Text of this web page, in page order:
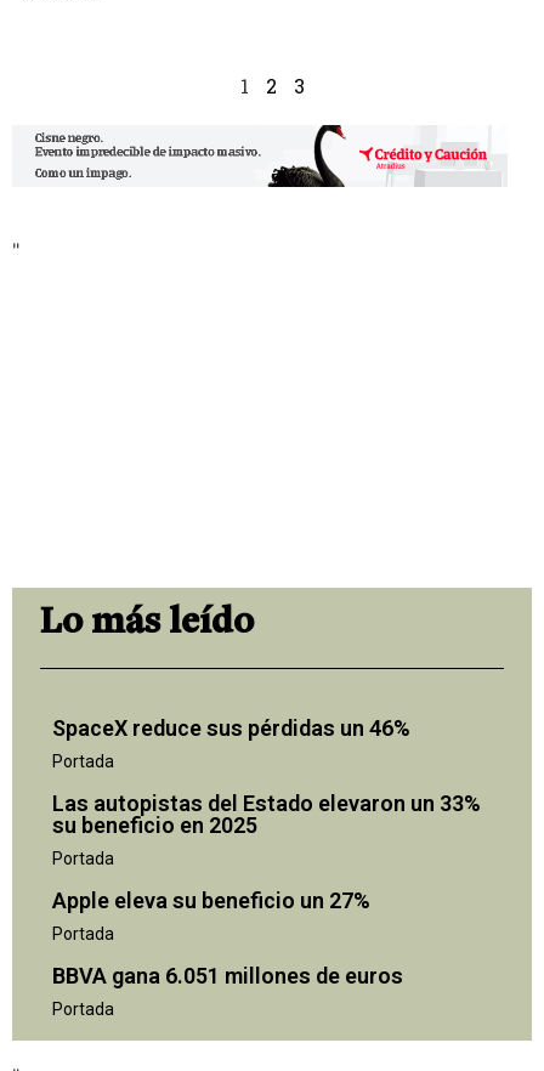
1 2 3
"
Lo más leído
SpaceX reduce sus pérdidas un 46%
Portada
Las autopistas del Estado elevaron un 33%
su beneficio en 2025
Portada
Apple eleva su beneficio un 27%
Portada
BBVA gana 6.051 millones de euros
Portada